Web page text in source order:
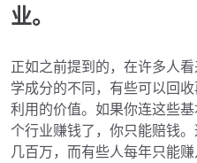
业。
正如之前提到的，在许多人
学成分的不同，有些可以回
利用的价值。如果你连这些
个行业赚钱了，你只能赔钱
几百万，而有些人每年只能赚